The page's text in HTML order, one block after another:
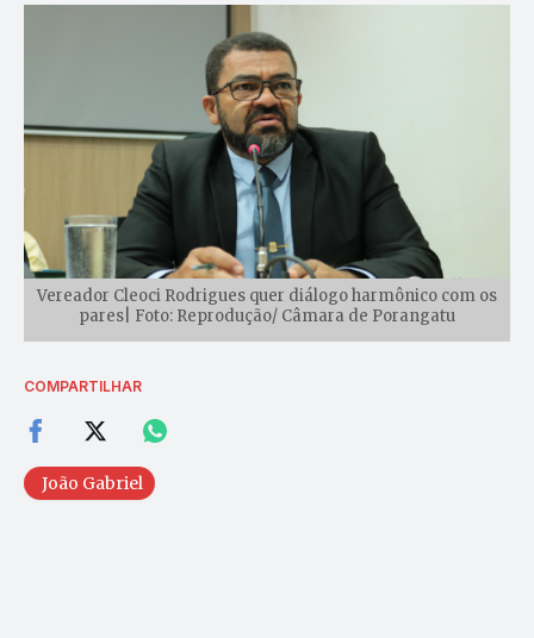
Vereador Cleoci Rodrigues quer diálogo harmônico com os
pares| Foto: Reprodução/ Câmara de Porangatu
COMPARTILHAR
João Gabriel